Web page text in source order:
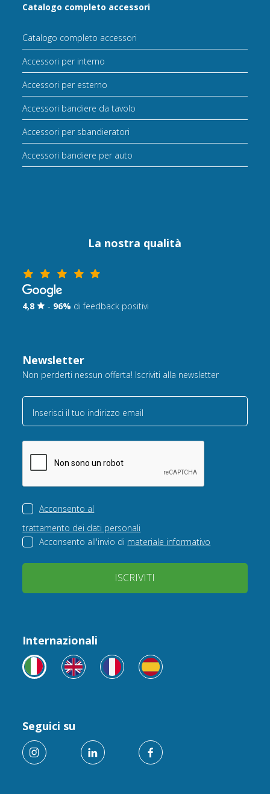
Catalogo completo accessori
Catalogo completo accessori
Accessori per interno
Accessori per esterno
Accessori bandiere da tavolo
Accessori per sbandieratori
Accessori bandiere per auto
La nostra qualità
4,8 - 96% di feedback positivi
Newsletter
Non perderti nessun offerta! Iscriviti alla newsletter
Inserisci il tuo indirizzo email
Acconsento al
trattamento dei dati personali
Acconsento all'invio di materiale informativo
ISCRIVITI
Internazionali
Seguici su